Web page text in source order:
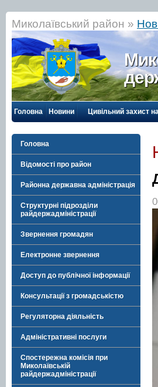
Миколаївський район »
Головна Новини Цивільний захист
Головна
Відомості про район
Районна державна адміністрація
Структурні підрозділи
райдержадміністрації
Звернення громадян
Електронне звернення
Доступ до публічної інформації
Консультації з громадськістю
Регуляторна діяльність
Адміністративні послуги
Спостережна комісія при
Миколаївській
райдержадміністрації